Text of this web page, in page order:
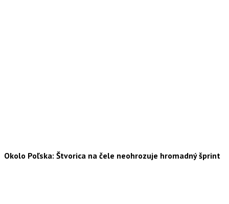
Okolo Poľska: Štvorica na čele neohrozuje hromadný šprint